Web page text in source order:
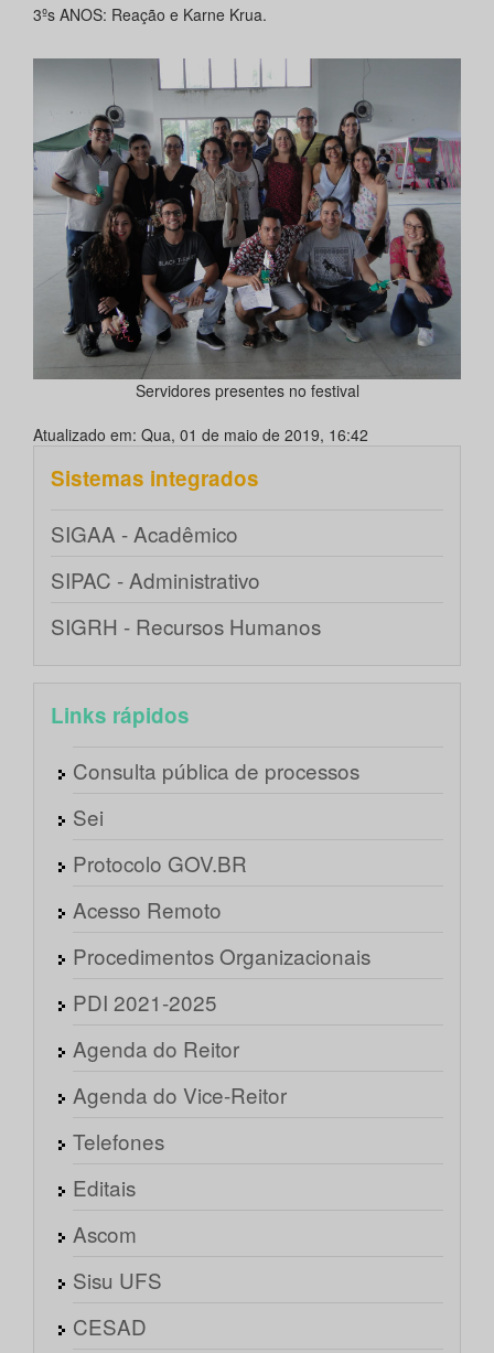
3ºs ANOS: Reação e Karne Krua.
Servidores presentes no festival
Atualizado em: Qua, 01 de maio de 2019, 16:42
Sistemas integrados
SIGAA - Acadêmico
SIPAC - Administrativo
SIGRH - Recursos Humanos
Links rápidos
Consulta pública de processos
Sei
Protocolo GOV.BR
Acesso Remoto
Procedimentos Organizacionais
PDI 2021-2025
Agenda do Reitor
Agenda do Vice-Reitor
Telefones
Editais
Ascom
Sisu UFS
CESAD